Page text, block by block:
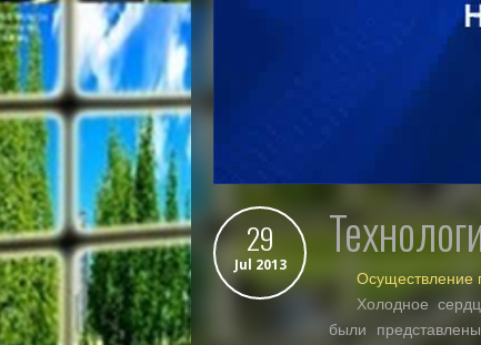
29
Jul 2013
Осуществление
Холодное
были